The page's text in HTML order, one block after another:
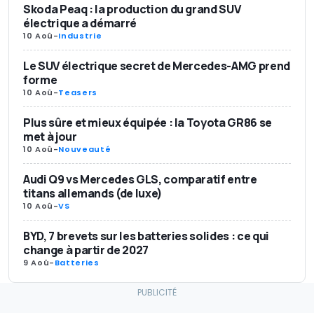
Skoda Peaq : la production du grand SUV
électrique a démarré
10 Aoû-Industrie
Le SUV électrique secret de Mercedes-AMG prend
forme
10 Aoû-Teasers
Plus sûre et mieux équipée : la Toyota GR86 se
met à jour
10 Aoû-Nouveauté
Audi Q9 vs Mercedes GLS, comparatif entre
titans allemands (de luxe)
10 Aoû-VS
BYD, 7 brevets sur les batteries solides : ce qui
change à partir de 2027
9 Aoû-Batteries